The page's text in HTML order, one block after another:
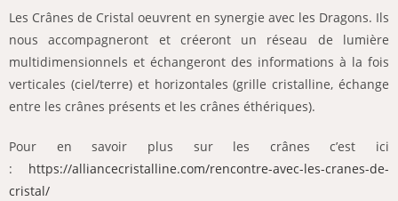
Les Crânes de Cristal oeuvrent en synergie avec les Dragons. Ils
nous accompagneront et créeront un réseau de lumière
multidimensionnels et échangeront des informations à la fois
verticales (ciel/terre) et horizontales (grille cristalline, échange
entre les crânes présents et les crânes éthériques).
Pour en savoir plus sur les crânes c’est ici
: https://alliancecristalline.com/rencontre-avec-les-cranes-de-
cristal/